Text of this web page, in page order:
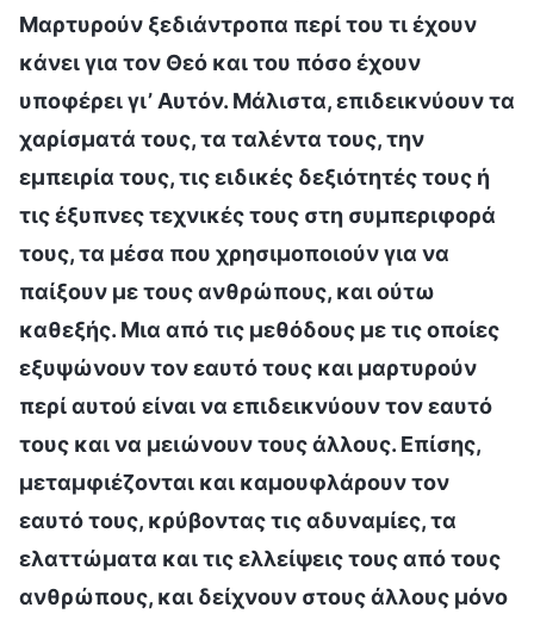
Μαρτυρούν ξεδιάντροπα περί του τι έχουν
κάνει για τον Θεό και του πόσο έχουν
υποφέρει γι’ Αυτόν. Μάλιστα, επιδεικνύουν τα
χαρίσματά τους, τα ταλέντα τους, την
εμπειρία τους, τις ειδικές δεξιότητές τους ή
τις έξυπνες τεχνικές τους στη συμπεριφορά
τους, τα μέσα που χρησιμοποιούν για να
παίξουν με τους ανθρώπους, και ούτω
καθεξής. Μια από τις μεθόδους με τις οποίες
εξυψώνουν τον εαυτό τους και μαρτυρούν
περί αυτού είναι να επιδεικνύουν τον εαυτό
τους και να μειώνουν τους άλλους. Επίσης,
μεταμφιέζονται και καμουφλάρουν τον
εαυτό τους, κρύβοντας τις αδυναμίες, τα
ελαττώματα και τις ελλείψεις τους από τους
ανθρώπους, και δείχνουν στους άλλους μόνο